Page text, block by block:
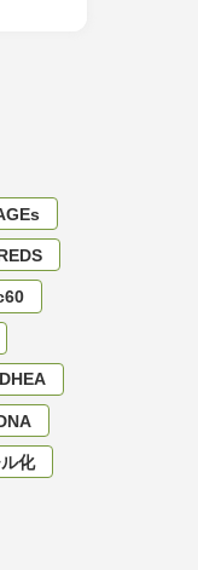
DHEA
化